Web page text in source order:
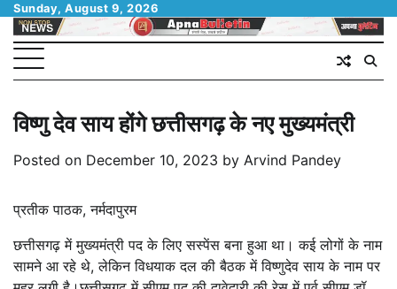
Skip
content
Sunday, August 9, 2026
विष्णु देव साय होंगे छत्तीसगढ़ के नए मुख्यमंत्री
Posted on December 10, 2023 by Arvind Pandey
प्रतीक पाठक, नर्मदापुरम
छत्तीसगढ़ में मुख्यमंत्री पद के लिए सस्पेंस बना हुआ था। कई लोगों के नाम
सामने आ रहे थे, लेकिन विधयाक दल की बैठक में विष्णुदेव साय के नाम पर